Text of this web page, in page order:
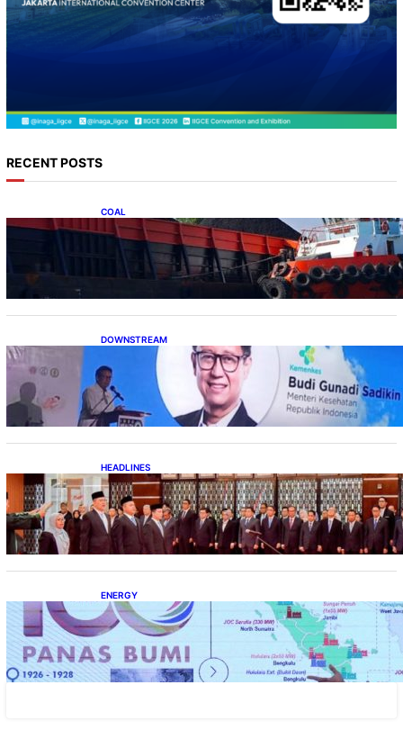
RECENT POSTS
COAL
Lelang Batubara Sitaan, Negara Dapat Lebih
dari Rp 20 Miliar
DOWNSTREAM
Digitalisasi Alat-Alat Kesehatan Dukung
Pertumbuhan Industri Alkes
HEADLINES
Lana Saria Dilantik Sebagai Kepala Badan
Geologi
ENERGY
Momentum 100 Tahun Panas Bumi untuk
Akselerasi Pertumbuhan